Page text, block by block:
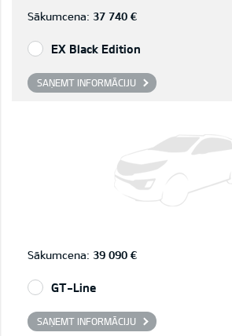
Sākumcena: 37 740 €
EX Black Edition
SAŅEMT INFORMĀCIJU
Sākumcena: 39 090 €
GT-Line
SAŅEMT INFORMĀCIJU